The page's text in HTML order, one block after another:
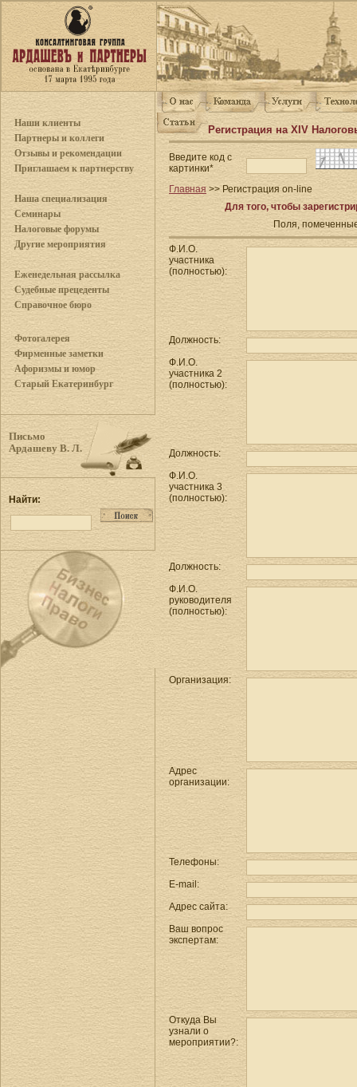
Наши клиенты
Партнеры и коллеги
Отзывы и рекомендации
Приглашаем к партнерству
Наша специализация
Семинары
Налоговые форумы
Другие мероприятия
Еженедельная рассылка
Судебные прецеденты
Справочное бюро
Фотогалерея
Фирменные заметки
Афоризмы и юмор
Старый Екатеринбург
Письмо
Ардашеву В. Л.
Найти:
Регистрация на XIV
Введите код с
картинки*
Главная >> Регистрация on-line
Для того, чтобы
Поля,
Ф.И.О.
участника
(полностью):
Должность:
Ф.И.О.
участника 2
(полностью):
Должность:
Ф.И.О.
участника 3
(полностью):
Должность:
Ф.И.О.
руководителя
(полностью):
Организация:
Адрес
организации:
Телефоны:
E-mail:
Адрес сайта:
Ваш вопрос
экспертам:
Откуда Вы
узнали о
мероприятии?: